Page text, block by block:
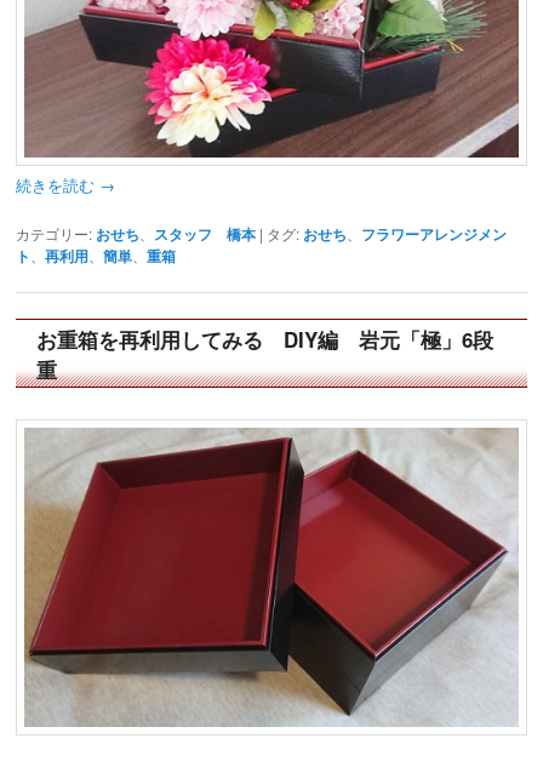
続きを読む →
カテゴリー: おせち スタッフ 橋本 | タグ: おせち
フラワーアレンジメン
ト
、再利用 、簡単 、重箱
お重箱を再利用してみる DIY編 岩元「極」6段
重